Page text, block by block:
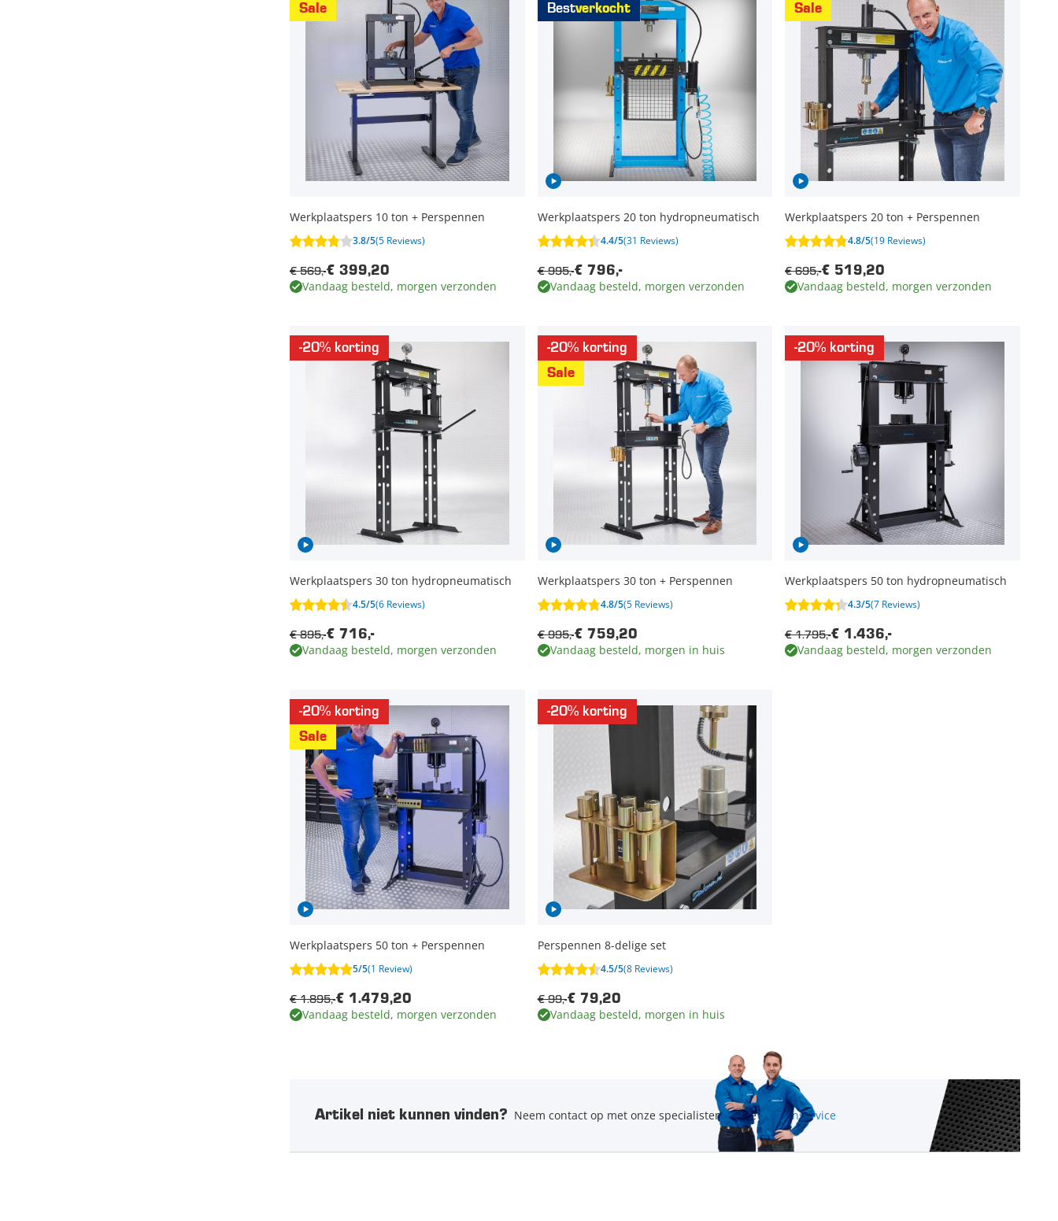
Sale
Werkplaatspers 10 ton + Perspennen
3.8/5(5 Reviews)
€ 399,20
€ 569,-
Vandaag besteld, morgen verzonden
Bestverkocht
Werkplaatspers 20 ton hydropneumatisch
4.4/5(31 Reviews)
€ 796,-
€ 995,-
Vandaag besteld, morgen verzonden
Sale
Werkplaatspers 20 ton + Perspennen
4.8/5(19 Reviews)
€ 519,20
€ 695,-
Vandaag besteld, morgen verzonden
-20% korting
Werkplaatspers 30 ton hydropneumatisch
4.5/5(6 Reviews)
€ 716,-
€ 895,-
Vandaag besteld, morgen verzonden
-20% korting
Sale
Werkplaatspers 30 ton + Perspennen
4.8/5(5 Reviews)
€ 759,20
€ 995,-
Vandaag besteld, morgen in huis
-20% korting
Werkplaatspers 50 ton hydropneumatisch
4.3/5(7 Reviews)
€ 1.436,-
€ 1.795,-
Vandaag besteld, morgen verzonden
-20% korting
Sale
Werkplaatspers 50 ton + Perspennen
5/5(1 Review)
€ 1.479,20
€ 1.895,-
Vandaag besteld, morgen verzonden
-20% korting
Perspennen 8-delige set
4.5/5(8 Reviews)
€ 79,20
€ 99,-
Vandaag besteld, morgen in huis
Artikel niet kunnen vinden? Neem contact op met onze specialisten via deklantenservice